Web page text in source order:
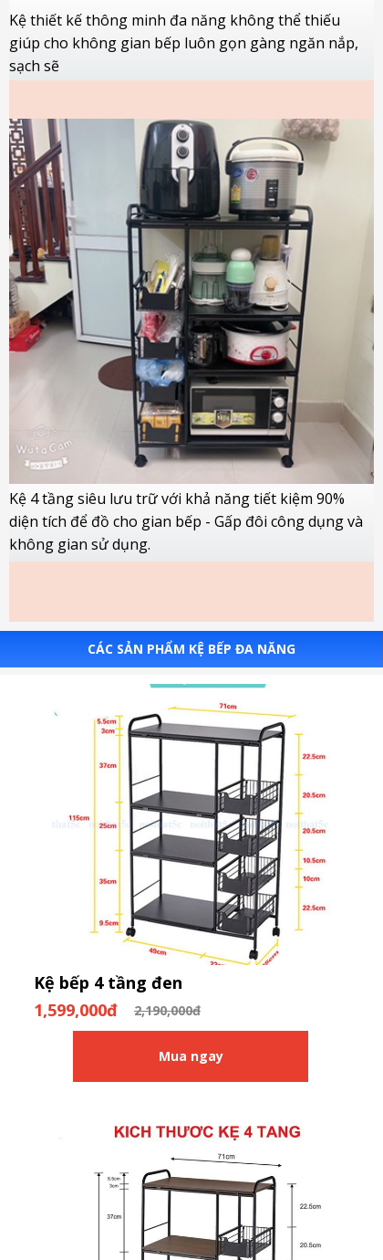
Kệ thiết kế thông minh đa năng không thể thiếu
giúp cho không gian bếp luôn gọn gàng ngăn nắp,
sạch sẽ
Kệ 4 tầng siêu lưu trữ với khả năng tiết kiệm 90%
diện tích để đồ cho gian bếp - Gấp đôi công dụng và
không gian sử dụng.
CÁC SẢN PHẨM KỆ BẾP ĐA NĂNG
Kệ bếp 4 tầng đen
1,599,000đ
2,190,000đ
Mua ngay